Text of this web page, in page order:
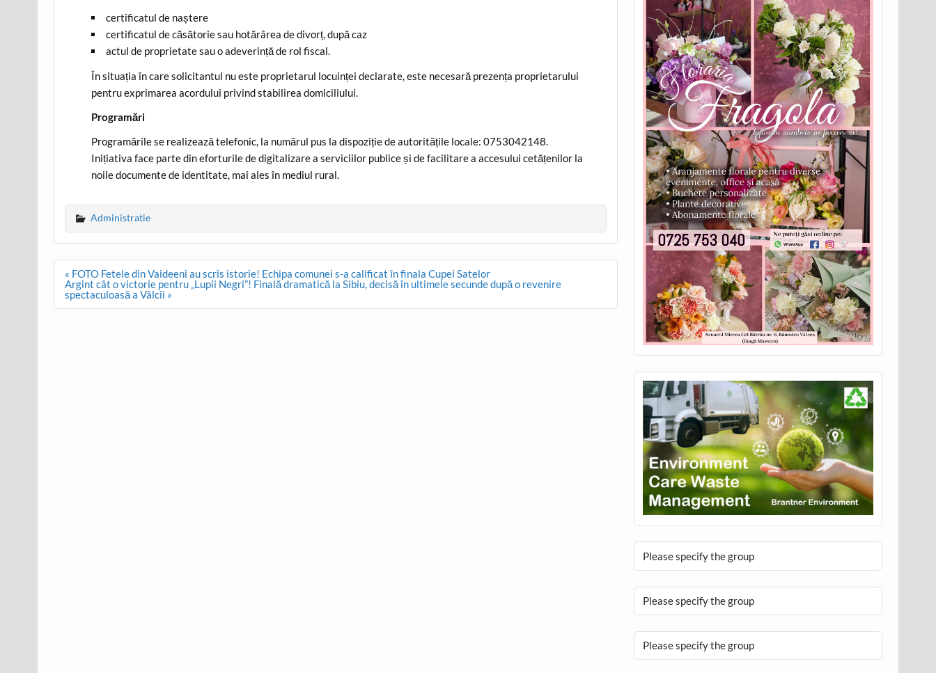
certificatul de naștere
certificatul de căsătorie sau hotărârea de divorț, după caz
actul de proprietate sau o adeverință de rol fiscal.
În situația în care solicitantul nu este proprietarul locuinței declarate, este necesară prezența proprietarului
pentru exprimarea acordului privind stabilirea domiciliului.
Programări
Programările se realizează telefonic, la numărul pus la dispoziție de autoritățile locale: 0753042148.
Inițiativa face parte din eforturile de digitalizare a serviciilor publice și de facilitare a accesului cetățenilor la
noile documente de identitate, mai ales în mediul rural.
Administratie
Post
navigation
« FOTO Fetele din Vaideeni au scris istorie! Echipa comunei s-a calificat în finala Cupei Satelor
Argint cât o victorie pentru „Lupii Negri”! Finală dramatică la Sibiu, decisă în ultimele secunde după o revenire
spectaculoasă a Vâlcii »
Please specify the group
Please specify the group
Please specify the group